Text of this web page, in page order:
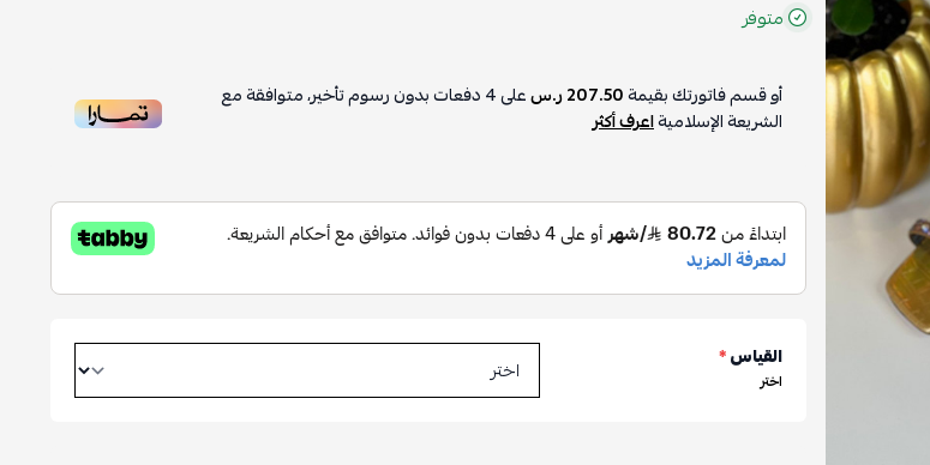
متوفر
أو قسم فاتورتك بقيمة207.50 ر.س على4دفعات بدون رسوم تأخير، متوافقة مع
الشريعة الإسلاميةاعرف أكثر
القياس*
اختر